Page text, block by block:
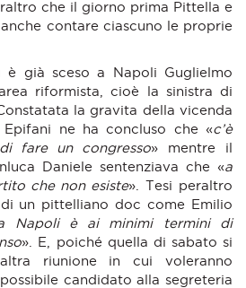
che il giorno prima Pittella e
contare ciascuno le proprie
è già sceso a Napoli Guglielmo
riformista, cioè la sinistra di
la gravita della vicenda
ne ha concluso che «c’è
fare un congresso» mentre il
Daniele sentenziava che «a
che non esiste». Tesi peraltro
un pittelliano doc come Emilio
Napoli è ai minimi termini di
». E, poiché quella di sabato si
riunione in cui voleranno
candidato alla segreteria